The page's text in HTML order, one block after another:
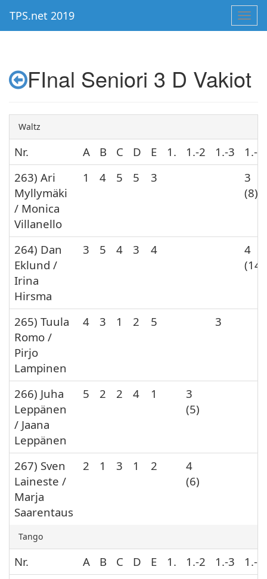
TPS.net 2019
FInal Seniori 3 D Vakiot
Waltz
Nr. A B C D E 1. 1.-2 1.-3
1.-4
263) Ari
Myllymäki
/ Monica
Villanello
1 4 5 5 3
3
(8)
264) Dan
Eklund /
Irina
Hirsma
3 5 4 3 4
4
(14)
265) Tuula
Romo /
Pirjo
Lampinen
4 3 1 2 5 3
266) Juha
Leppänen
/ Jaana
Leppänen
5 2 2 4 1
3
(5)
267) Sven
Laineste /
Marja
Saarentaus
2 1 3 1 2
4
(6)
Tango
Nr. A B C D E 1. 1.-2 1.-3
1.-4